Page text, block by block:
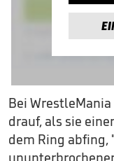
Bei
drauf, als sie
dem Ring abfing,